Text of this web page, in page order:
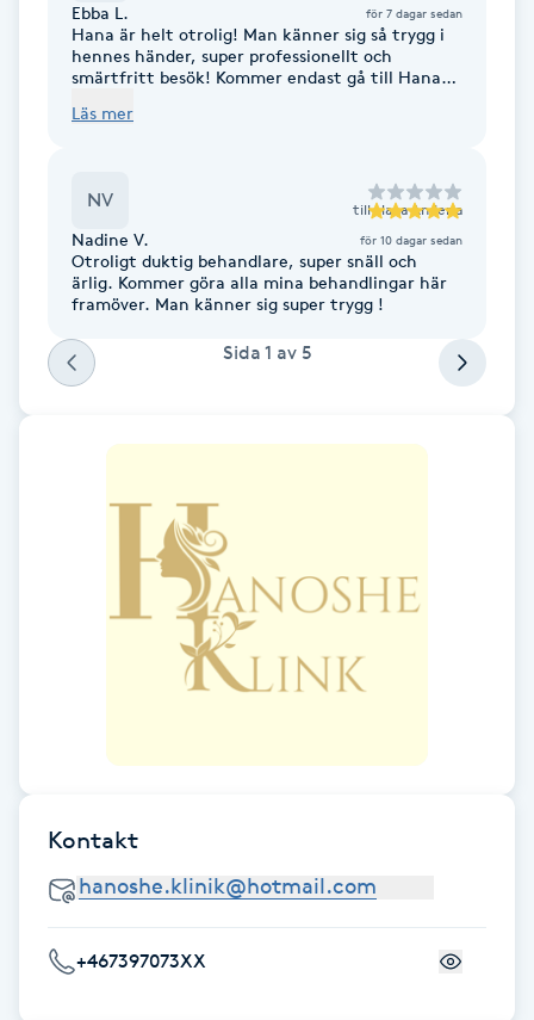
Hot yoga
Hudvård
Hyaluronsyra
Hyperhidros
Hårborttagning
Hårbottenbehandling
Hälsprickor
Idrottsmassage
Ebba L. för 7 dagar sedan
Hana är helt otrolig! Man känner sig så trygg i
hennes händer, super professionellt och
smärtfritt besök! Kommer endast gå till Hana
Läs mer
NV till Hana Anderia
Nadine V. för 10 dagar sedan
Otroligt duktig behandlare, super snäll och
ärlig. Kommer göra alla mina behandlingar här
framöver. Man känner sig super trygg !
Sida 1 av 5
Kontakt
+467397073XX